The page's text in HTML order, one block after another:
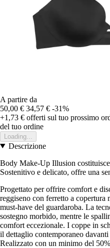
A partire da
50,00 € 34,57 € -31%
+1,73 € offerti sul tuo prossimo
del tuo ordine
Loading...
Descrizione
Body Make-Up Illusion
Sostenitivo e delicato, offre una
Progettato per offrire comfort e
reggiseno con ferretto a copertura
must-have del guardaroba. La
sostegno morbido, mentre le
comfort eccezionale. I coppe in
il dettaglio contemporaneo
Realizzato con un minimo del